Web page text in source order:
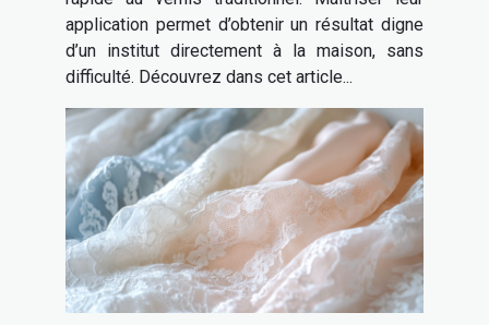
application permet d’obtenir un résultat digne
d’un institut directement à la maison, sans
difficulté. Découvrez dans cet article...